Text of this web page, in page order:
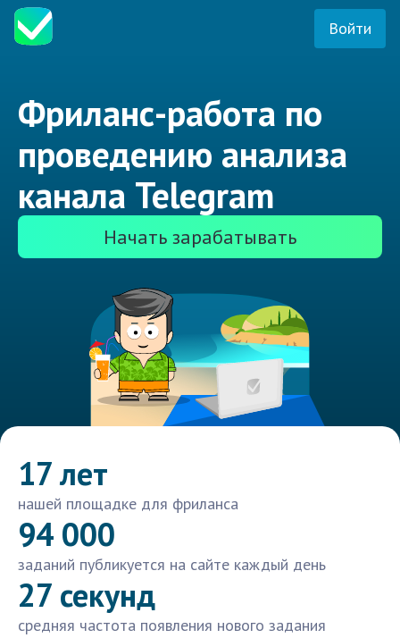
Войти
Фриланс-работа по
проведению анализа
канала Telegram
Начать зарабатывать
17 лет
нашей площадке для фриланса
94 000
заданий публикуется на сайте каждый день
27 секунд
средняя частота появления нового задания